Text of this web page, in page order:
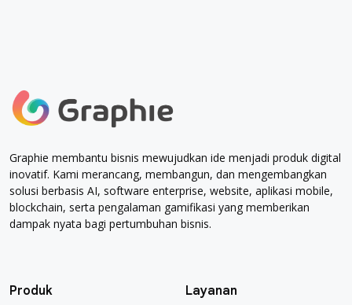
Graphie membantu bisnis mewujudkan ide menjadi produk digital
inovatif. Kami merancang, membangun, dan mengembangkan
solusi berbasis AI, software enterprise, website, aplikasi mobile,
blockchain, serta pengalaman gamifikasi yang memberikan
dampak nyata bagi pertumbuhan bisnis.
Produk Layanan